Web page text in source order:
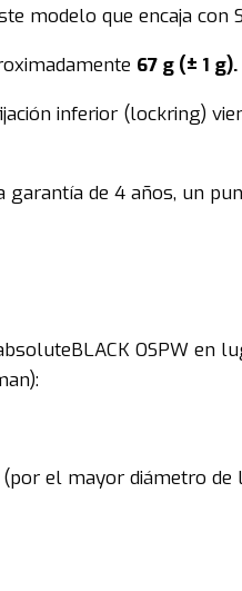
modelo que encaja
67 g (± 1 g).
inferior (lockring)
de 4 años, un
OSPW en
el mayor diámetro